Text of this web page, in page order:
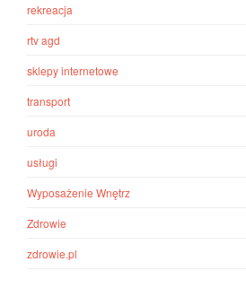
rekreacja
rtv agd
sklepy internetowe
transport
uroda
usługi
Wyposażenie Wnętrz
Zdrowie
zdrowie.pl